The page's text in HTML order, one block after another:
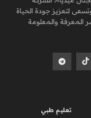
وتسعى لتعزيز جودة الحياة
والمعلومة
تعليم طبي